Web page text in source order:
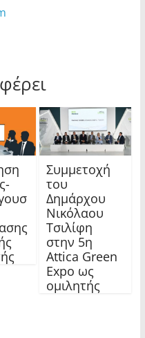
Συμμετοχή
του
Δημάρχου
Νικόλαου
Τσιλίφη
στην 5η
Attica Green
Expo ως
ομιλητής